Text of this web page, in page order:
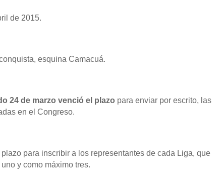
de 2015.
esquina Camacuá.
24 de marzo venció el plazo para enviar por escrito, las
en el Congreso.
para inscribir a los representantes de cada Liga, que
y como máximo tres.